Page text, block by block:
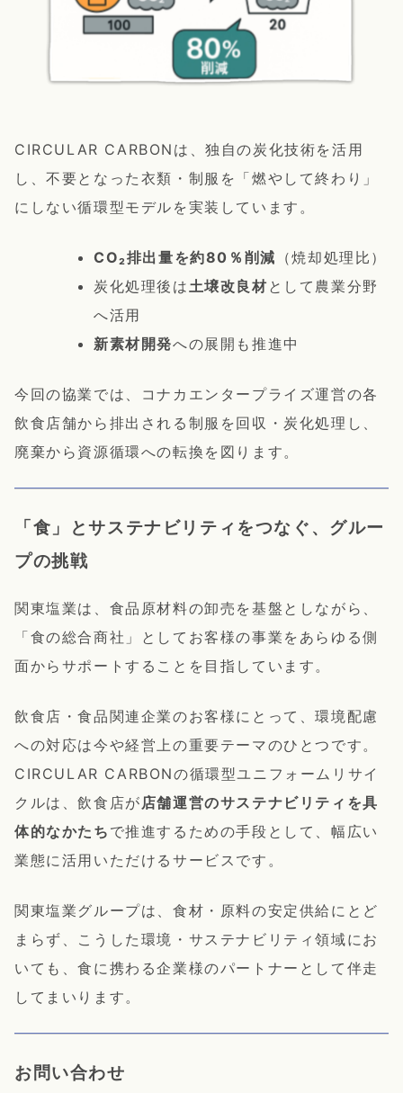
CIRCULAR CARBONは、独自の炭化技術を活用
し、不要となった衣類・制服を「燃やして終わり」
にしない循環型モデルを実装しています。
CO₂排出量を約80％削減 （焼却処理比）
炭化処理後は 土壌改良材として農業分野
へ活用
新素材開発への展開も推進中
今回の協業では、コナカエンタープライズ運営の各
飲食店舗から排出される制服を回収・炭化処理し、
廃棄から資源循環への転換を図ります。
「食」とサステナビリティをつなぐ、グルー
プの挑戦
関東塩業は、食品原材料の卸売を基盤としながら、
「食の総合商社」としてお客様の事業をあらゆる側
面からサポートすることを目指しています。
飲食店・食品関連企業のお客様にとって、環境配慮
への対応は今や経営上の重要テーマのひとつです。
CIRCULAR CARBONの循環型ユニフォームリサイ
クルは、飲食店が店舗運営のサステナビリティを具
体的なかたち で推進するための手段として、幅広い
業態に活用いただけるサービスです。
関東塩業グループは、食材・原料の安定供給にとど
まらず、こうした環境・サステナビリティ領域にお
いても、食に携わる企業様のパートナーとして伴走
してまいります。
お問い合わせ